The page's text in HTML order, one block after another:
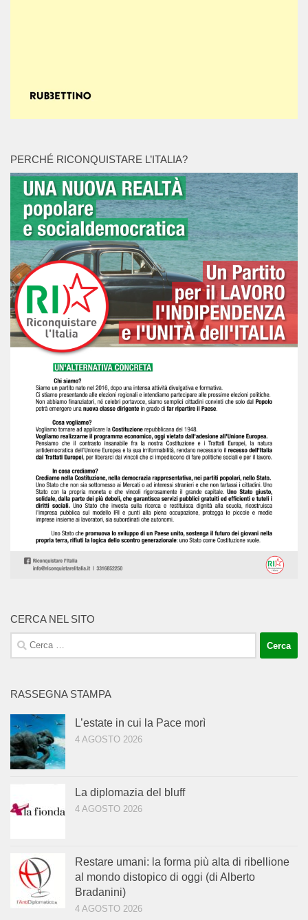
PERCHÉ RICONQUISTARE L’ITALIA?
CERCA NEL SITO
Ricerca
per:
RASSEGNA STAMPA
L’estate in cui la Pace morì
4 AGOSTO 2026
La diplomazia del bluff
4 AGOSTO 2026
Restare umani: la forma più alta di ribellione
al mondo distopico di oggi (di Alberto
Bradanini)
4 AGOSTO 2026